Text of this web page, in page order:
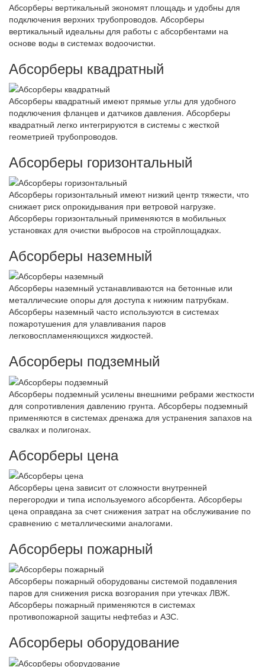
Абсорберы вертикальный экономят площадь и удобны для
подключения верхних трубопроводов. Абсорберы
вертикальный идеальны для работы с абсорбентами на
основе воды в системах водоочистки.
Абсорберы квадратный
Абсорберы квадратный имеют прямые углы для удобного
подключения фланцев и датчиков давления. Абсорберы
квадратный легко интегрируются в системы с жесткой
геометрией трубопроводов.
Абсорберы горизонтальный
Абсорберы горизонтальный имеют низкий центр тяжести, что
снижает риск опрокидывания при ветровой нагрузке.
Абсорберы горизонтальный применяются в мобильных
установках для очистки выбросов на стройплощадках.
Абсорберы наземный
Абсорберы наземный устанавливаются на бетонные или
металлические опоры для доступа к нижним патрубкам.
Абсорберы наземный часто используются в системах
пожаротушения для улавливания паров
легковоспламеняющихся жидкостей.
Абсорберы подземный
Абсорберы подземный усилены внешними ребрами жесткости
для сопротивления давлению грунта. Абсорберы подземный
применяются в системах дренажа для устранения запахов на
свалках и полигонах.
Абсорберы цена
Абсорберы цена зависит от сложности внутренней
перегородки и типа используемого абсорбента. Абсорберы
цена оправдана за счет снижения затрат на обслуживание по
сравнению с металлическими аналогами.
Абсорберы пожарный
Абсорберы пожарный оборудованы системой подавления
паров для снижения риска возгорания при утечках ЛВЖ.
Абсорберы пожарный применяются в системах
противопожарной защиты нефтебаз и АЗС.
Абсорберы оборудование